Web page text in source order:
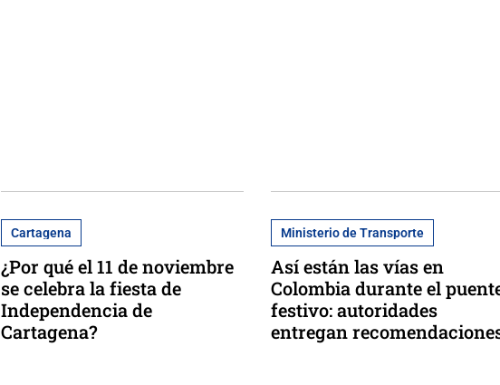
Cartagena
¿Por qué el 11 de noviembre
se celebra la fiesta de
Independencia de
Cartagena?
Ministerio de Transporte
Así están las vías en
Colombia durante el
festivo: autoridades
entregan